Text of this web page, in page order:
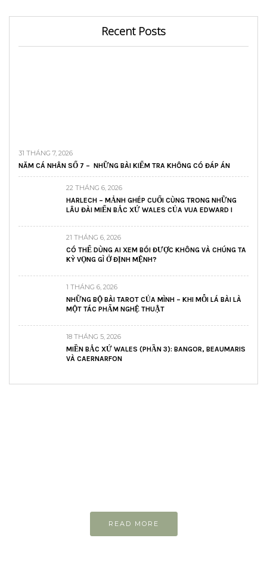
Recent Posts
31 THÁNG 7, 2026
NĂM CÁ NHÂN SỐ 7 – NHỮNG BÀI KIỂM TRA KHÔNG CÓ ĐÁP ÁN
22 THÁNG 6, 2026
HARLECH – MẢNH GHÉP CUỐI CÙNG TRONG NHỮNG
LÂU ĐÀI MIẾN BẮC XỨ WALES CỦA VUA EDWARD I
21 THÁNG 6, 2026
CÓ THỂ DÙNG AI XEM BÓI ĐƯỢC KHÔNG VÀ CHÚNG TA
KỲ VỌNG GÌ Ở ĐỊNH MỆNH?
1 THÁNG 6, 2026
NHỮNG BỘ BÀI TAROT CỦA MÌNH – KHI MỖI LÁ BÀI LÀ
MỘT TÁC PHẨM NGHỆ THUẬT
18 THÁNG 5, 2026
MIỀN BẮC XỨ WALES (PHẦN 3): BANGOR, BEAUMARIS
VÀ CAERNARFON
READ MORE